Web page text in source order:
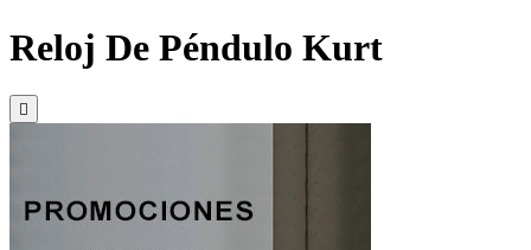
Reloj De Péndulo Kurt
